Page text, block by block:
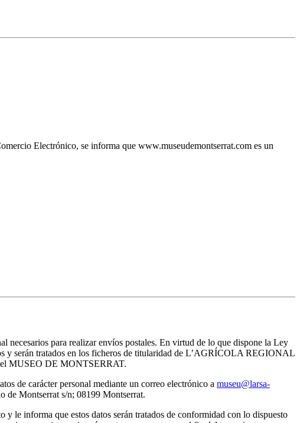
Electrónico, se informa que www.museudemontserrat.com es un
necesarios para realizar envíos postales. En virtud de lo que dispone la Ley
y serán tratados en los ficheros de titularidad de L’AGRÍCOLA REGIONAL
MUSEO DE MONTSERRAT.
de carácter personal mediante un correo electrónico a museu@larsa-
Montserrat s/n; 08199 Montserrat.
le informa que estos datos serán tratados de conformidad con lo dispuesto